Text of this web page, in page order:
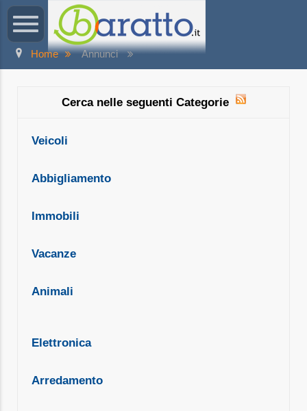
Home Annunci
Cerca nelle seguenti Categorie
Veicoli
Abbigliamento
Immobili
Vacanze
Animali
Elettronica
Arredamento